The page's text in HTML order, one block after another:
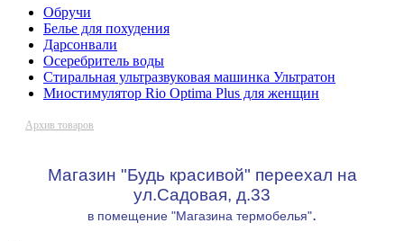
Обручи
Белье для похудения
Дарсонвали
Осеребритель воды
Стиральная ультразвуковая машинка Ультратон
Миостимулятор Rio Optima Plus для женщин
Архив товаров
Магазин "Будь красивой" переехал на
ул.Садовая, д.33
в помещение "Магазина термобелья".